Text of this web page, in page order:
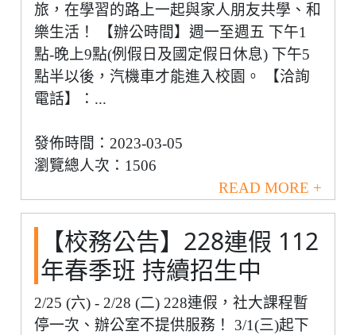
旅，在學習的路上一起與家人朋友共學、和
樂生活！ 【辦公時間】週一至週五 下午1
點-晚上9點(例假日及國定假日休息) 下午5
點半以後，汽機車才能進入校園。 【洽詢
電話】：...
發佈時間：2023-03-05
瀏覽總人次：1506
READ MORE +
【校務公告】228連假 112
年春季班 持續招生中
2/25 (六) - 2/28 (二) 228連假，社大課程暫
停一次、辦公室不提供服務！ 3/1(三)起下